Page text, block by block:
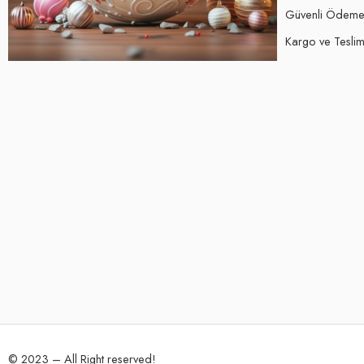
Güvenli Ödeme
Kargo ve
© 2023 – All Right reserved!